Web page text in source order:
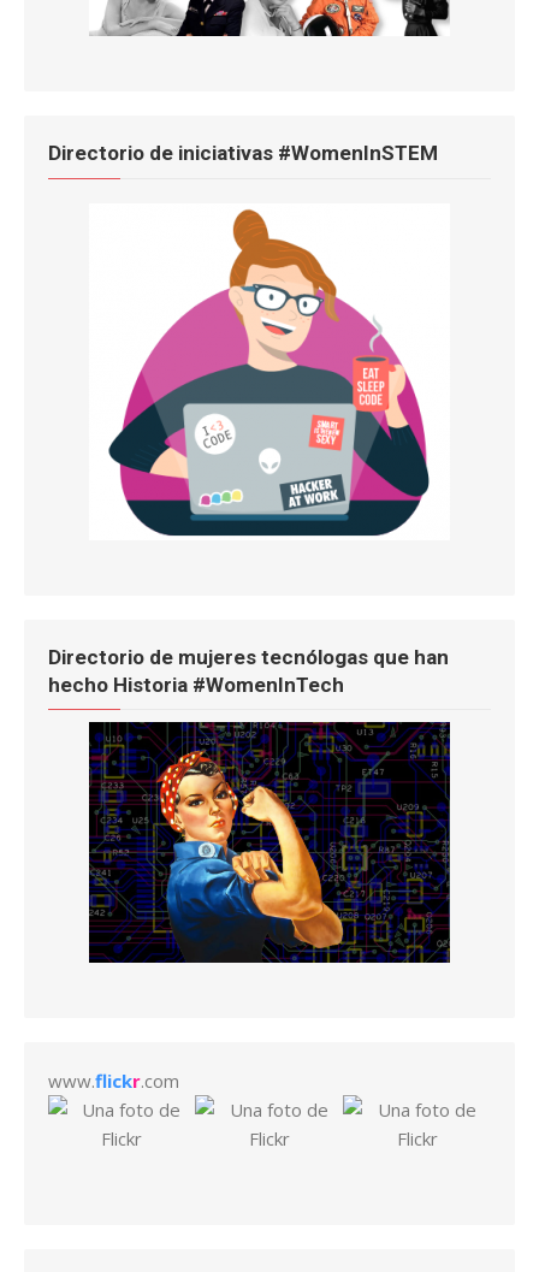
Directorio de iniciativas #WomenInSTEM
Directorio de mujeres tecnólogas que han
hecho Historia #WomenInTech
www.flickr.com